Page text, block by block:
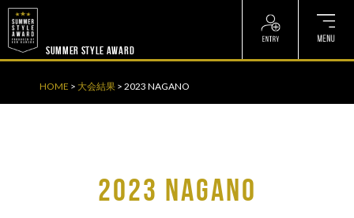
SUMMER STYLE AWARD
HOME > 大会結果 > 2023 NAGANO
2023 NAGANO